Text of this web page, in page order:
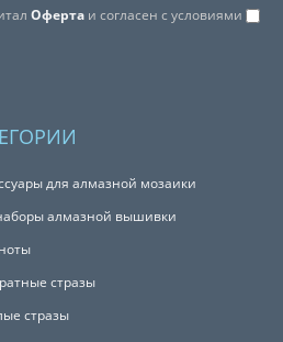
Оферта и согласен с условиями
для алмазной мозаики
алмазной вышивки
стразы
стразы